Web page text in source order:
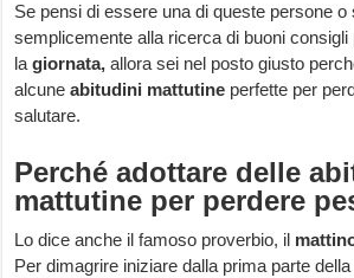
Se pensi di essere una di queste persone o
semplicemente alla ricerca di buoni consigli
lagiornata, allora sei nel posto giusto
alcuneabitudini mattutine perfette per
salutare.
Perché adottare delle
mattutine per perdere
Lo dice anche il famoso proverbio, il
Per dimagrire iniziare dalla prima parte